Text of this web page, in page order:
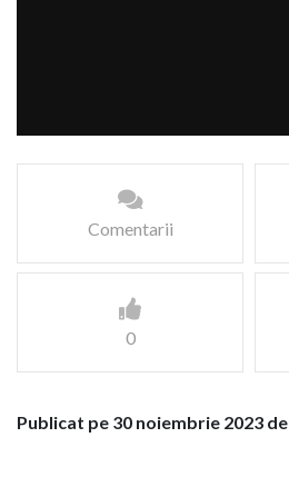
Comentarii
0
Publicat pe 30 noiembrie 2023 de